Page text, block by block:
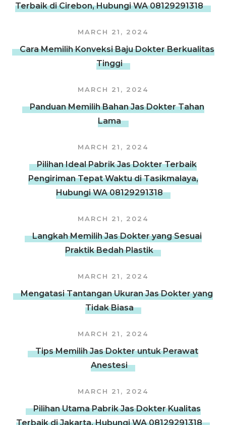
Terbaik di Cirebon, Hubungi WA 08129291318
MARCH 21, 2024
Cara Memilih Konveksi Baju Dokter Berkualitas
Tinggi
MARCH 21, 2024
Panduan Memilih Bahan Jas Dokter Tahan
Lama
MARCH 21, 2024
Pilihan Ideal Pabrik Jas Dokter Terbaik
Pengiriman Tepat Waktu di Tasikmalaya,
Hubungi WA 08129291318
MARCH 21, 2024
Langkah Memilih Jas Dokter yang Sesuai
Praktik Bedah Plastik
MARCH 21, 2024
Mengatasi Tantangan Ukuran Jas Dokter yang
Tidak Biasa
MARCH 21, 2024
Tips Memilih Jas Dokter untuk Perawat
Anestesi
MARCH 21, 2024
Pilihan Utama Pabrik Jas Dokter Kualitas
Terbaik di Jakarta, Hubungi WA 08129291318